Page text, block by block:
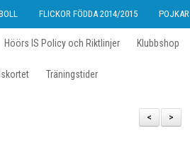
FLICKOR FÖDDA 2014/2015 POJKAR
Höörs IS Policy och Riktlinjer Klubbshop
Träningstider
>
<